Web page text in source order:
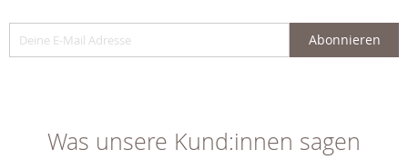
Abonnieren
Was unsere Kund:innen sagen